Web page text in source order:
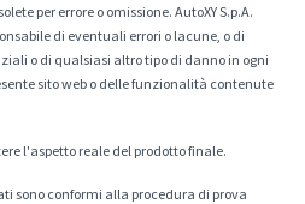
per errore o omissione. AutoXY S.p.A.
di eventuali errori o lacune, o di
o di qualsiasi altro tipo di danno in ogni
sito web o delle funzionalità contenute
l'aspetto reale del prodotto finale.
sono conformi alla procedura di prova